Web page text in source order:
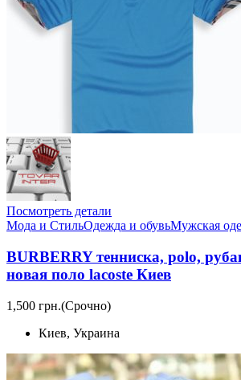
Посмотреть детали
Мода и СтильОдежда и обувьМужская
BURBERRY тенниска, polo,
новая поло lacoste Киев
1,500 грн.(Срочно)
Киев, Украина